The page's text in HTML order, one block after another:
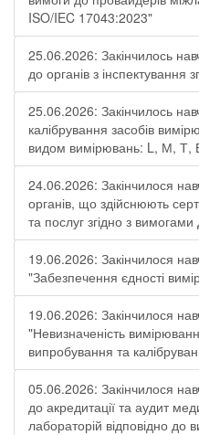
ISO/IEC 17043:2023"
25.06.2026: Закінчилось
до органів з інспектування
25.06.2026: Закінчилось
калібрування засобів
видом вимірювань: L, М, Т,
24.06.2026: Закінчилося
органів, що здійснюють
та послуг згідно з
19.06.2026: Закінчилося
"Забезпечення єдності
19.06.2026: Закінчилося
"Невизначеність
випробування та
05.06.2026: Закінчилося
до акредитації та аудит
лабораторій відповідно до